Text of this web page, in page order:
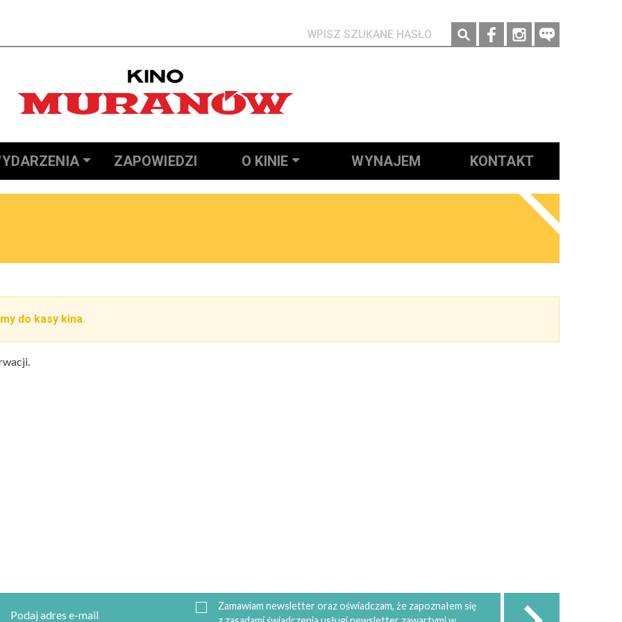
Social media
ZAPOWIEDZI O KINIE WYNAJEM KONTAKT
do kasy kina.
Zamawiam newsletter oraz oświadczam, że zapoznałem się